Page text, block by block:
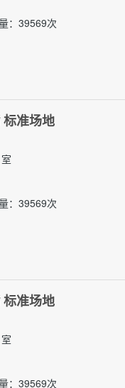
：39569次
准场地
：39569次
准场地
：39569次